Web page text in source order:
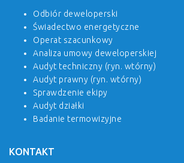
Odbiór deweloperski
Świadectwo energetyczne
Operat szacunkowy
Analiza umowy deweloperskiej
Audyt techniczny (ryn. wtórny)
Audyt prawny (ryn. wtórny)
Sprawdzenie ekipy
Audyt działki
Badanie termowizyjne
KONTAKT